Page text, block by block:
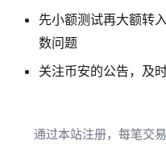
先小额测试再大额转
数问题
关注币安的公告，及
通过本站注册，每笔交